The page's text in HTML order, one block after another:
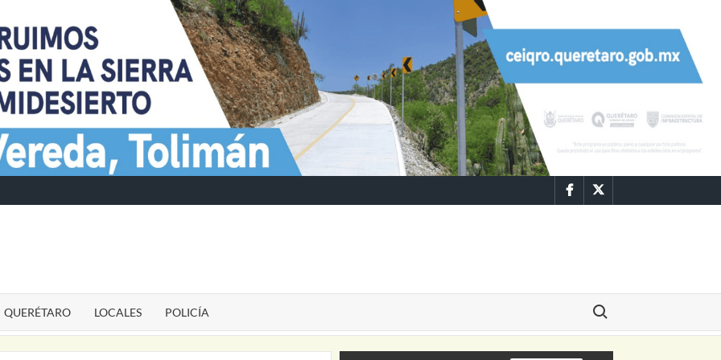
FacebookTwitter
QUERÉTARO LOCALES POLICÍA
Buscar: